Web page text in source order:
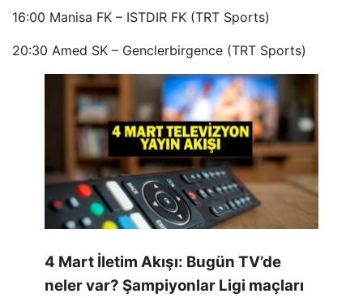
16:00 Manisa FK – ISTDIR FK (TRT Sports)
20:30 Amed SK – Genclerbirgence (TRT Sports)
4 Mart İletim Akışı: Bugün TV’de
neler var? Şampiyonlar Ligi maçları